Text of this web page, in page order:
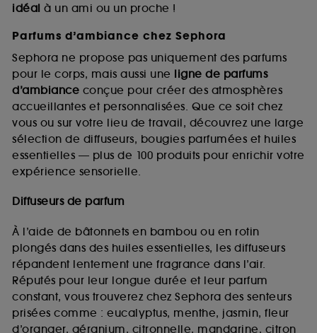
idéal à un ami ou un proche !
Parfums d’ambiance chez Sephora
Sephora ne propose pas uniquement des parfums
pour le corps, mais aussi une ligne de parfums
d’ambiance conçue pour créer des atmosphères
accueillantes et personnalisées. Que ce soit chez
vous ou sur votre lieu de travail, découvrez une large
sélection de diffuseurs, bougies parfumées et huiles
essentielles — plus de 100 produits pour enrichir votre
expérience sensorielle.
Diffuseurs de parfum
À l’aide de bâtonnets en bambou ou en rotin
plongés dans des huiles essentielles, les diffuseurs
répandent lentement une fragrance dans l’air.
Réputés pour leur longue durée et leur parfum
constant, vous trouverez chez Sephora des senteurs
prisées comme : eucalyptus, menthe, jasmin, fleur
d’oranger, géranium, citronnelle, mandarine, citron